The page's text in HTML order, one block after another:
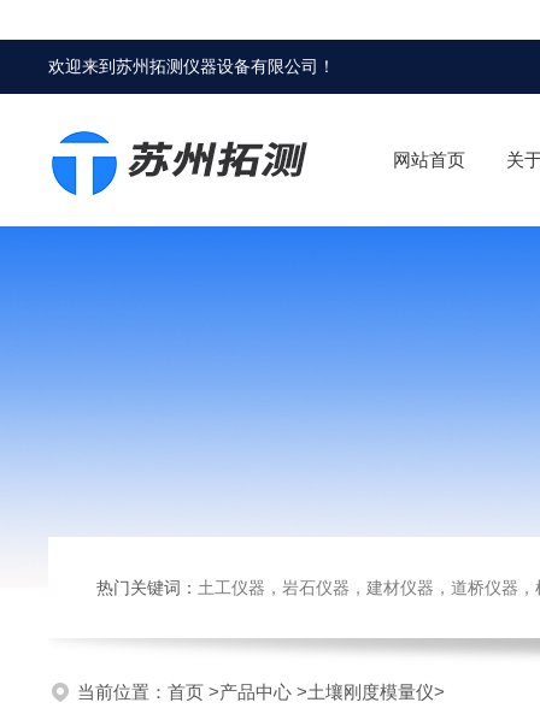
欢迎来到苏州拓测仪器设备有限公司 ！
网站首页 关
热门关键词： 土工仪器，岩石仪器，建材仪器，道桥仪器，检测
当前位置： 首页 >产品中心 >土壤刚度模量仪>